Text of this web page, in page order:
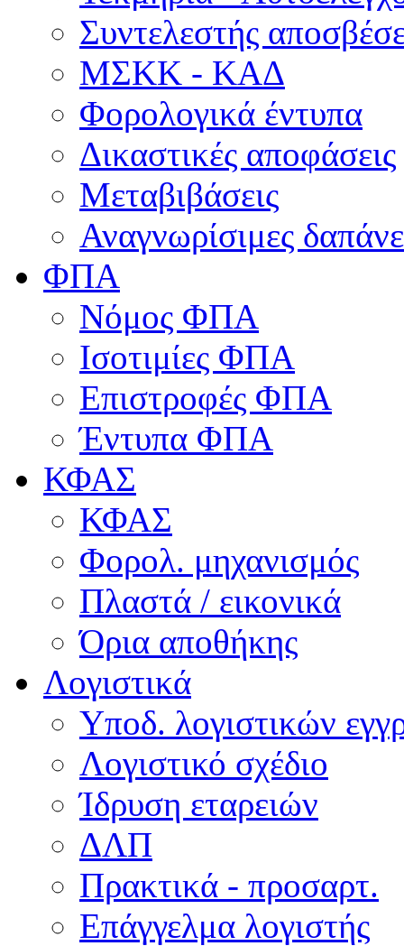
Συντελεστής
ΜΣKΚ - ΚΑΔ
Φορολογικά έντυπα
Δικαστικές αποφάσεις
Μεταβιβάσεις
Αναγνωρίσιμες
ΦΠΑ
Νόμος ΦΠΑ
Ισοτιμίες ΦΠΑ
Επιστροφές ΦΠΑ
Έντυπα ΦΠΑ
ΚΦΑΣ
ΚΦΑΣ
Φορολ. μηχανισμός
Πλαστά / εικονικά
Όρια αποθήκης
Λογιστικά
Υποδ. λογιστικών
Λογιστικό σχέδιο
Ίδρυση εταρειών
ΔΛΠ
Πρακτικά - προσαρτ.
Επάγγελμα λογιστής